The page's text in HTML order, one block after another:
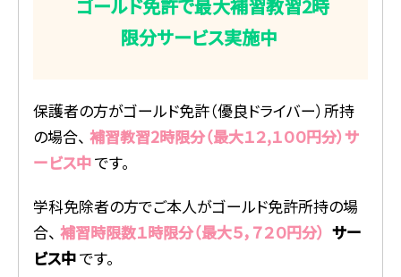
ゴールド免許で最大補習教習2時
限分サービス実施中
保護者の方がゴールド免許（優良ドライバー）所持
の場合、 補習教習2時限分（最大１２,１００円分）サ
ービス中です。
学科免除者の方でご本人がゴールド免許所持の場
合、 補習時限数１時限分（最大５，７２０円分） サー
ビス中です。